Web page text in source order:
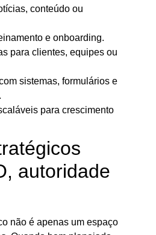
conteúdo ou
e onboarding.
para clientes, equipes ou
sistemas, formulários e
para crescimento
autoridade
não é apenas um espaço